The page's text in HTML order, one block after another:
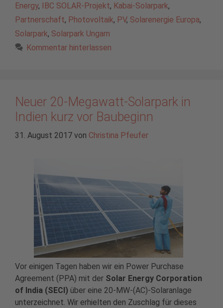
Energy, IBC SOLAR-Projekt, Kabai-Solarpark,
Partnerschaft, Photovoltaik, PV, Solarenergie Europa,
Solarpark, Solarpark Ungarn
Kommentar hinterlassen
Neuer 20-Megawatt-Solarpark in
Indien kurz vor Baubeginn
31. August 2017 von Christina Pfeufer
Vor einigen Tagen haben wir ein Power Purchase
Agreement (PPA) mit der Solar Energy Corporation
of India (SECI) über eine 20-MW-(AC)-Solaranlage
unterzeichnet. Wir erhielten den Zuschlag für dieses